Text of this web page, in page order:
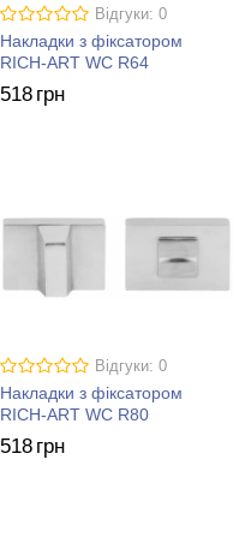
Відгуки: 0
Накладки з фіксатором
RICH-ART WC R64
518 грн
Відгуки: 0
Накладки з фіксатором
RICH-ART WC R80
518 грн